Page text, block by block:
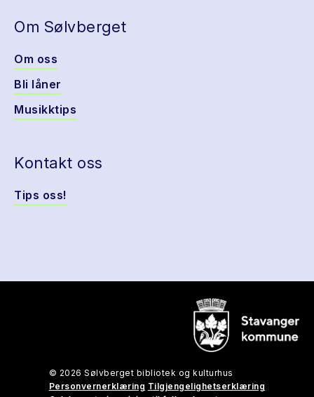
Om Sølvberget
Om oss
Bli låner
Musikktips
Kontakt oss
Tips oss!
© 2026 Sølvberget bibliotek og kulturhus
Personvernerklæring Tilgjengelighetserklæring